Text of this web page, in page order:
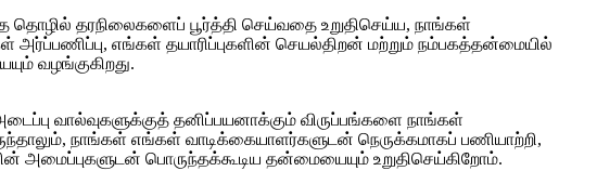
தரநிலைகளைப் பூர்த்தி செய்வதை உறுதிசெய்ய, நாங்கள்
அர்ப்பணிப்பு, எங்கள் தயாரிப்புகளின் செயல்திறன் மற்றும் நம்பகத்தன்மையில்
வழங்குகிறது.
வால்வுகளுக்குத் தனிப்பயனாக்கும் விருப்பங்களை நாங்கள்
நாங்கள் எங்கள் வாடிக்கையாளர்களுடன் நெருக்கமாகப் பணியாற்றி,
அமைப்புகளுடன் பொருந்தக்கூடிய தன்மையையும் உறுதிசெய்கிறோம்.